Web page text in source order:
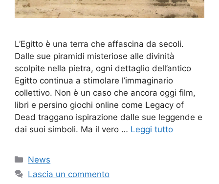
L’Egitto è una terra che affascina da secoli.
Dalle sue piramidi misteriose alle divinità
scolpite nella pietra, ogni dettaglio dell’antico
Egitto continua a stimolare l’immaginario
collettivo. Non è un caso che ancora oggi film,
libri e persino giochi online come Legacy of
Dead traggano ispirazione dalle sue leggende e
dai suoi simboli. Ma il vero … Leggi tutto
Categorie
News
Lascia un commento